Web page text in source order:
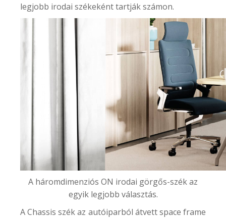
legjobb irodai székeként tartják számon.
A háromdimenziós ON irodai görgős-szék az
egyik legjobb választás.
AChassis szék az autóiparból átvett space frame